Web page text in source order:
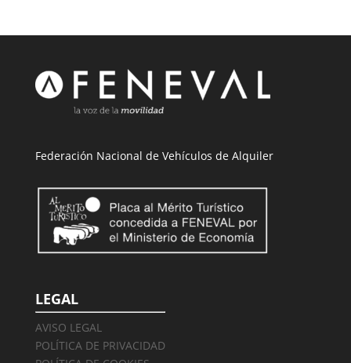
Federación Nacional de Vehículos de Alquiler
LEGAL
AVISO LEGAL
POLÍTICA DE PRIVACIDAD